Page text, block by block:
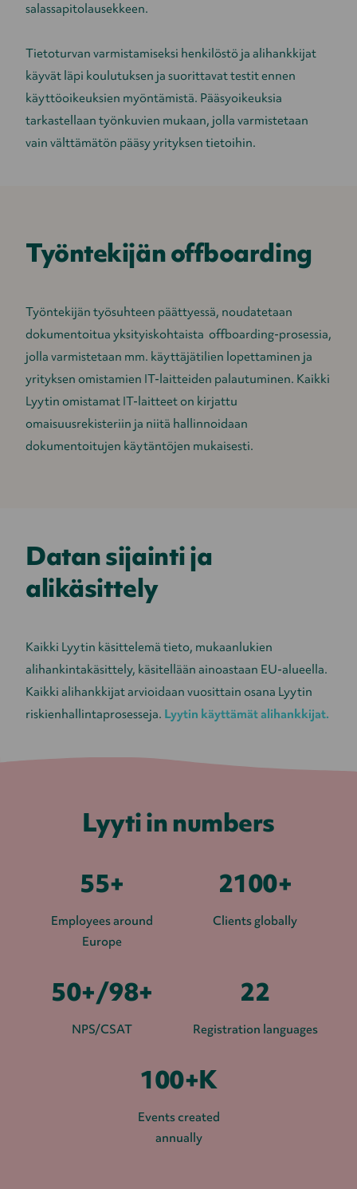
salassapitolausekkeen.
Tietoturvan varmistamiseksi henkilöstö ja alihankkijat
käyvät läpi koulutuksen ja suorittavat testit ennen
käyttöoikeuksien myöntämistä. Pääsyoikeuksia
tarkastellaan työnkuvien mukaan, jolla varmistetaan
vain välttämätön pääsy yrityksen tietoihin.
Työntekijän offboarding
Työntekijän työsuhteen päättyessä, noudatetaan
dokumentoitua yksityiskohtaista offboarding-prosessia,
jolla varmistetaan mm. käyttäjätilien lopettaminen ja
yrityksen omistamien IT-laitteiden palautuminen. Kaikki
Lyytin omistamat IT-laitteet on kirjattu
omaisuusrekisteriin ja niitä hallinnoidaan
dokumentoitujen käytäntöjen mukaisesti.
Datan sijainti ja
alikäsittely
Kaikki Lyytin käsittelemä tieto, mukaanlukien
alihankintakäsittely, käsitellään ainoastaan EU-alueella.
Kaikki alihankkijat arvioidaan vuosittain osana Lyytin
riskienhallintaprosesseja. Lyytin käyttämät alihankkijat.
Lyyti in numbers
55+
Employees around
Europe
2100+
Clients globally
50+/98+
NPS/CSAT
22
Registration languages
100+K
Events created
annually